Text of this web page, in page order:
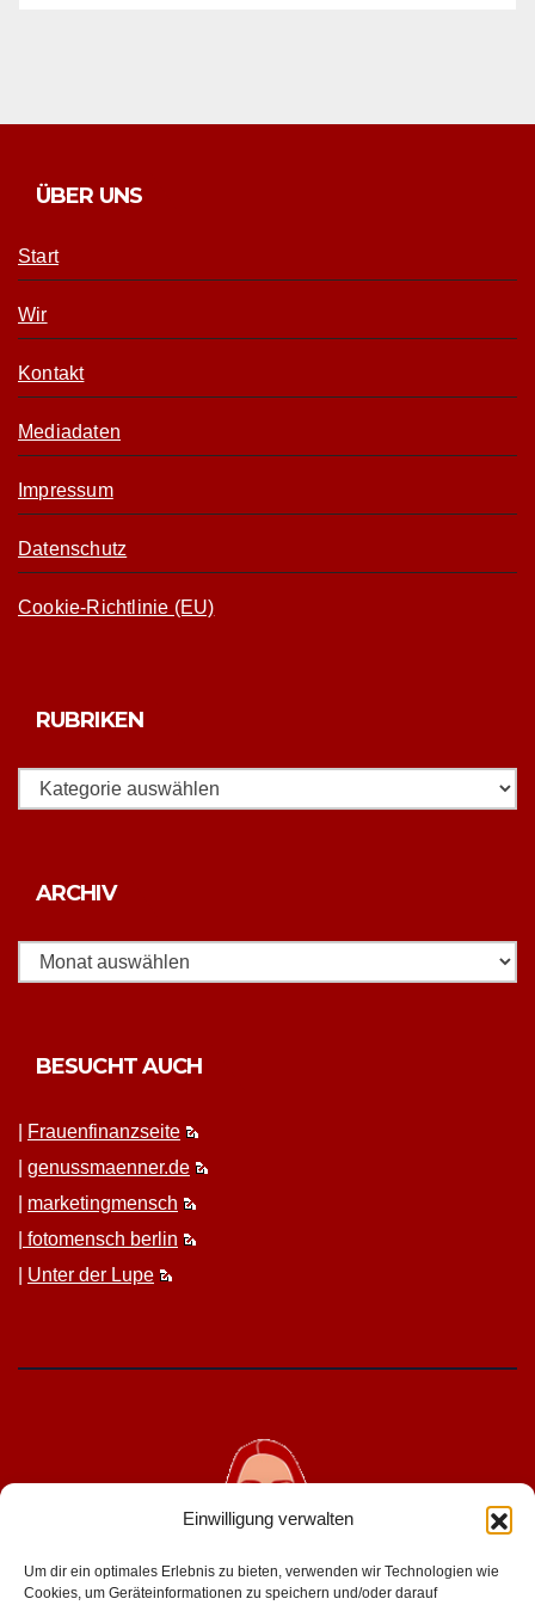
Einwilligung verwalten
Um dir ein optimales Erlebnis zu bieten, verwenden wir Technologien wie
Cookies, um Geräteinformationen zu speichern und/oder darauf
ÜBER UNS
Start
Wir
Kontakt
Mediadaten
Impressum
Datenschutz
Cookie-Richtlinie (EU)
RUBRIKEN
Rubriken
ARCHIV
BESUCHT AUCH
Frauen­fi­nanz­seite
genussmaenner.de
mar­ket­ing­men­sch
fotomen­sch berlin
Unter der Lupe